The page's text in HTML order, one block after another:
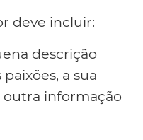
deve incluir:
descrição
a sua
informação